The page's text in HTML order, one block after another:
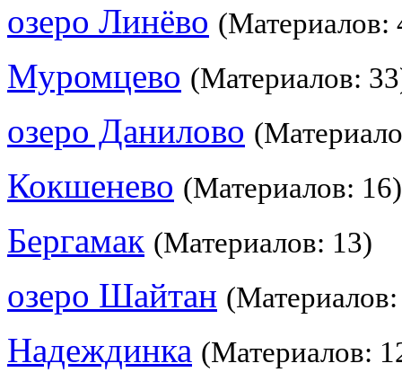
озеро Линёво (Материалов:
Муромцево (Материалов:
озеро Данилово
Кокшенево (Материалов: 16)
Бергамак (Материалов: 13)
озеро Шайтан
Надеждинка (Материалов: